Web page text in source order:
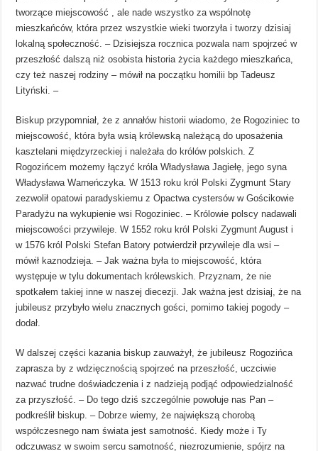
tworzące miejscowość , ale nade wszystko za wspólnotę
mieszkańców, która przez wszystkie wieki tworzyła i tworzy dzisiaj
lokalną społeczność. – Dzisiejsza rocznica pozwala nam spojrzeć w
przeszłość dalszą niż osobista historia życia każdego mieszkańca,
czy też naszej rodziny – mówił na początku homilii bp Tadeusz
Lityński. –
Biskup przypomniał, że z annałów historii wiadomo, że Rogoziniec to
miejscowość, która była wsią królewską należącą do uposażenia
kasztelani międzyrzeckiej i należała do królów polskich. Z
Rogozińcem możemy łączyć króla Władysława Jagiełę, jego syna
Władysława Warneńczyka. W 1513 roku król Polski Zygmunt Stary
zezwolił opatowi paradyskiemu z Opactwa cystersów w Gościkowie
Paradyżu na wykupienie wsi Rogoziniec. – Królowie polscy nadawali
miejscowości przywileje. W 1552 roku król Polski Zygmunt August i
w 1576 król Polski Stefan Batory potwierdził przywileje dla wsi –
mówił kaznodzieja. – Jak ważna była to miejscowość, która
występuje w tylu dokumentach królewskich. Przyznam, że nie
spotkałem takiej inne w naszej diecezji. Jak ważna jest dzisiaj, że na
jubileusz przybyło wielu znacznych gości, pomimo takiej pogody –
dodał.
W dalszej części kazania biskup zauważył, że jubileusz Rogozińca
zaprasza by z wdzięcznością spojrzeć na przeszłość, uczciwie
nazwać trudne doświadczenia i z nadzieją podjąć odpowiedzialność
za przyszłość. – Do tego dziś szczególnie powołuje nas Pan –
podkreślił biskup. – Dobrze wiemy, że największą chorobą
współczesnego nam świata jest samotność. Kiedy może i Ty
odczuwasz w swoim sercu samotność, niezrozumienie, spójrz na